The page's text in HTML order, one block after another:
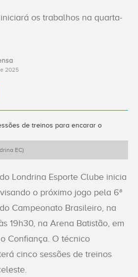
os trabalhos na quarta-
2025
EC)
Londrina Esporte Clube inicia
o próximo jogo pela 6ª
Campeonato Brasileiro, na
19h30, na Arena Batistão, em
Confiança. O técnico
cinco sessões de treinos